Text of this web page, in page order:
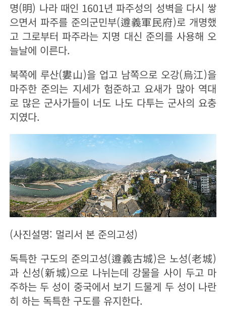
명(明) 나라 때인 1601년 파주성의 성벽을 다시 쌓
으면서 파주를 준의군민부(遵義軍民府)로 개명했
고 그로부터 파주라는 지명 대신 준의를 사용해 오
늘날에 이른다.
북쪽에 루산(婁山)을 업고 남쪽으로 오강(烏江)을
마주한 준의는 지세가 험준하고 요새가 많아 역대
로 많은 군사가들이 너도 나도 다투는 군사의 요충
지였다.
(사진설명: 멀리서 본 준의고성)
독특한 구도의 준의고성(遵義古城)은 노성(老城)
과 신성(新城)으로 나뉘는데 강물을 사이 두고 마
주하는 두 성이 중국에서 보기 드물게 두 성이 나란
히 하는 독특한 구도를 유지한다.